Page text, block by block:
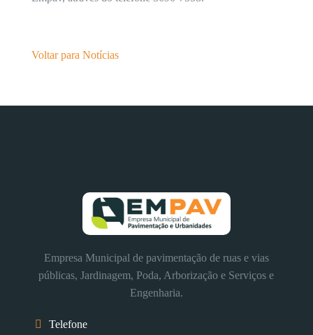
Voltar para Notícias
Empresa Municipal de pavimentação de ruas e vias
públicas, Jardinagem, Poda, Arborização e Serviços e
Engenharia.
Telefone